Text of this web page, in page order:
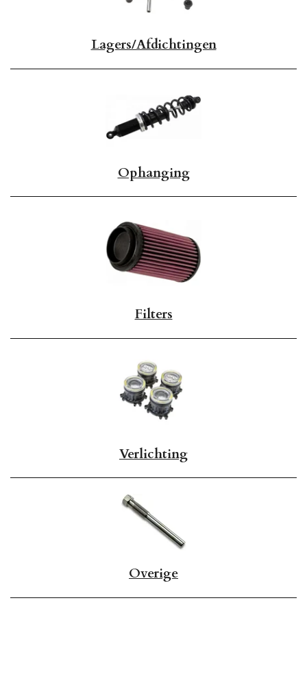
Lagers/Afdichtingen
Ophanging
Filters
Verlichting
Overige